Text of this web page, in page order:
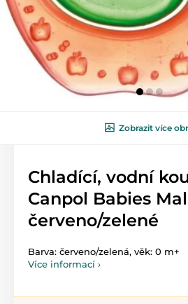
Zobrazit více
Chladící, vodní
Canpol Babies
červeno/zelené
Barva: červeno/zelená, věk: 0 m+
Více informací ›